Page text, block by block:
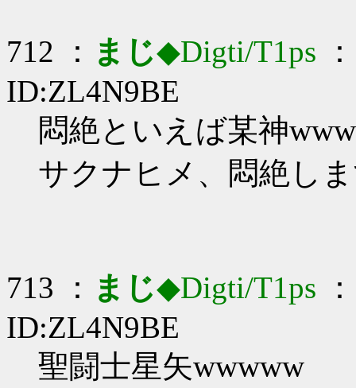
712 ： まじ◆Digti/T1ps
ID:ZL4N9BE
悶絶といえば某神
サクナヒメ、悶絶し
713 ： まじ◆Digti/T1ps
ID:ZL4N9BE
聖闘士星矢wwwww